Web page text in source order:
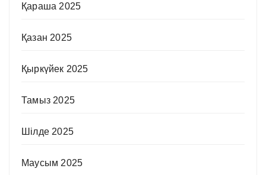
Қараша 2025
Қазан 2025
Қыркүйек 2025
Тамыз 2025
Шілде 2025
Маусым 2025